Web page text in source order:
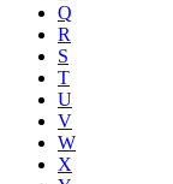
Q
R
S
T
U
V
W
X